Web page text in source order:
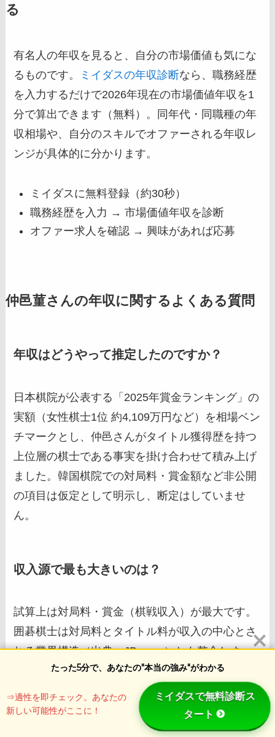
る
有名人の年収を見ると、自分の市場価値も気にな
るものです。
ミイダスの年収診断なら、職務経歴
を入力するだけで2026年現在の市場価値年収を1
分で算出できます（無料）。同年代・同職種の年
収相場や、自分のスキルでオファーされる年収レ
ンジが具体的に分かります。
ミイダスに無料登録（約30秒）
職務経歴を入力 → 市場価値年収を診断
オファー求人を確認 → 興味があれば応募
仲邑菫さんの年収に関するよくある質問
年収はどうやって推定したのですか？
日本棋院が公表する「2025年賞金ランキング」の
実額（女性棋士1位 約4,109万円など）を相場ベン
チマークとし、仲邑さんがタイトル獲得歴を持つ
上位層の棋士である事実を掛け合わせて積み上げ
ました。韓国棋院での対局料・賞金額など非公開
の項目は仮定として明示し、断定はしていませ
ん。
収入源で最も大きいのは？
試算上は対局料・賞金（棋戦収入）が最大です。
囲碁棋士は対局料とタイトル料が収入の中心とさ
れる業界構造（出典：JBpress）とも整合しま
す。指導・解説などの周辺収入は補助的な計算に
とどめています。
たった5分で、あなたの"本当の強み"がわかる
⇒適性を即チェック。あなたの
新しい可能性がここに！
ミイダスで無料診断ス
タート